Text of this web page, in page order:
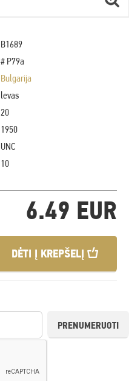
B1689
# P79a
Bulgarija
levas
20
1950
UNC
10
6.49 EUR
DĖTI Į KREPŠELĮ
PRENUMERUOTI